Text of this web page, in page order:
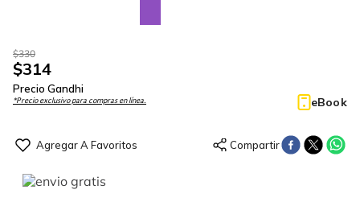
$330
$314
Precio Gandhi
*Precio exclusivo para compras en línea. eBook